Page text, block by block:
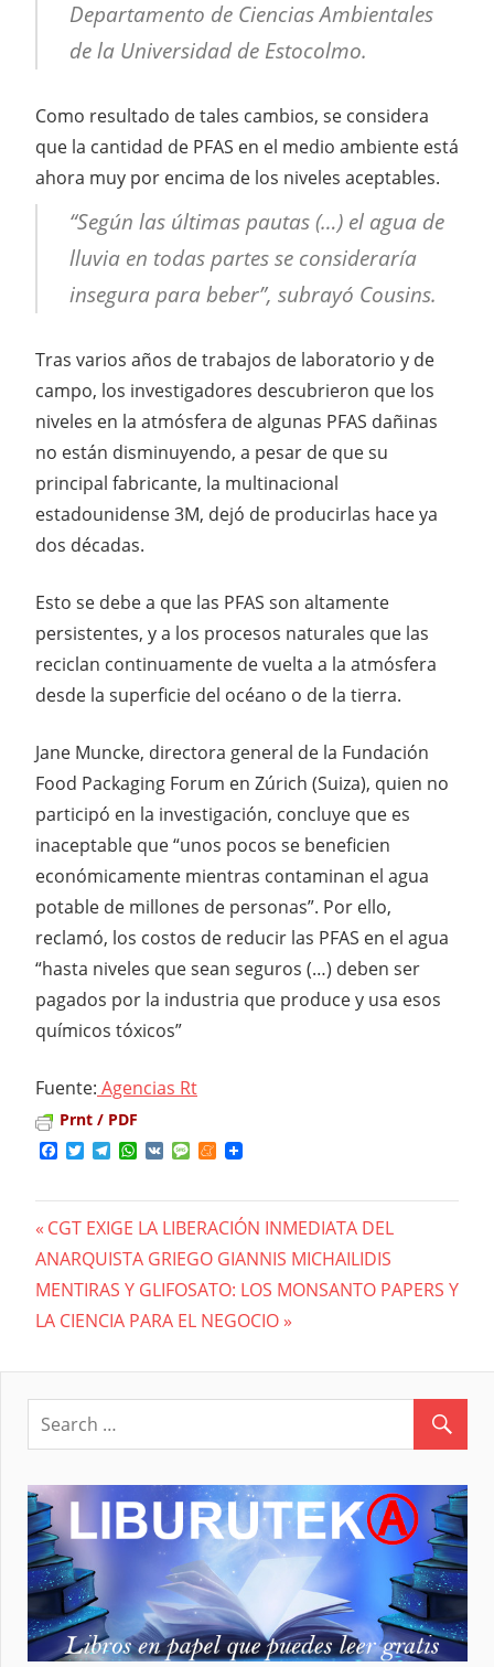
Departamento de Ciencias Ambientales
de la Universidad de Estocolmo.
Como resultado de tales cambios, se considera
que la cantidad de PFAS en el medio ambiente está
ahora muy por encima de los niveles aceptables.
“Según las últimas pautas (…) el agua de
lluvia en todas partes se consideraría
insegura para beber”, subrayó Cousins.
Tras varios años de trabajos de laboratorio y de
campo, los investigadores descubrieron que los
niveles en la atmósfera de algunas PFAS dañinas
no están disminuyendo, a pesar de que su
principal fabricante, la multinacional
estadounidense 3M, dejó de producirlas hace ya
dos décadas.
Esto se debe a que las PFAS son altamente
persistentes, y a los procesos naturales que las
reciclan continuamente de vuelta a la atmósfera
desde la superficie del océano o de la tierra.
Jane Muncke, directora general de la Fundación
Food Packaging Forum en Zúrich (Suiza), quien no
participó en la investigación, concluye que es
inaceptable que “unos pocos se beneficien
económicamente mientras contaminan el agua
potable de millones de personas”. Por ello,
reclamó, los costos de reducir las PFAS en el agua
“hasta niveles que sean seguros (…) deben ser
pagados por la industria que produce y usa esos
químicos tóxicos”
Fuente: Agencias Rt
Prnt / PDF
Facebook
TwitterTelegram
WhatsApp
VK MessageMeneame
Navegación
de
Previous
Post:
CGT EXIGE LA LIBERACIÓN INMEDIATA DEL
ANARQUISTA GRIEGO GIANNIS MICHAILIDIS
Next
Post:
MENTIRAS Y GLIFOSATO: LOS MONSANTO PAPERS Y
LA CIENCIA PARA EL NEGOCIO